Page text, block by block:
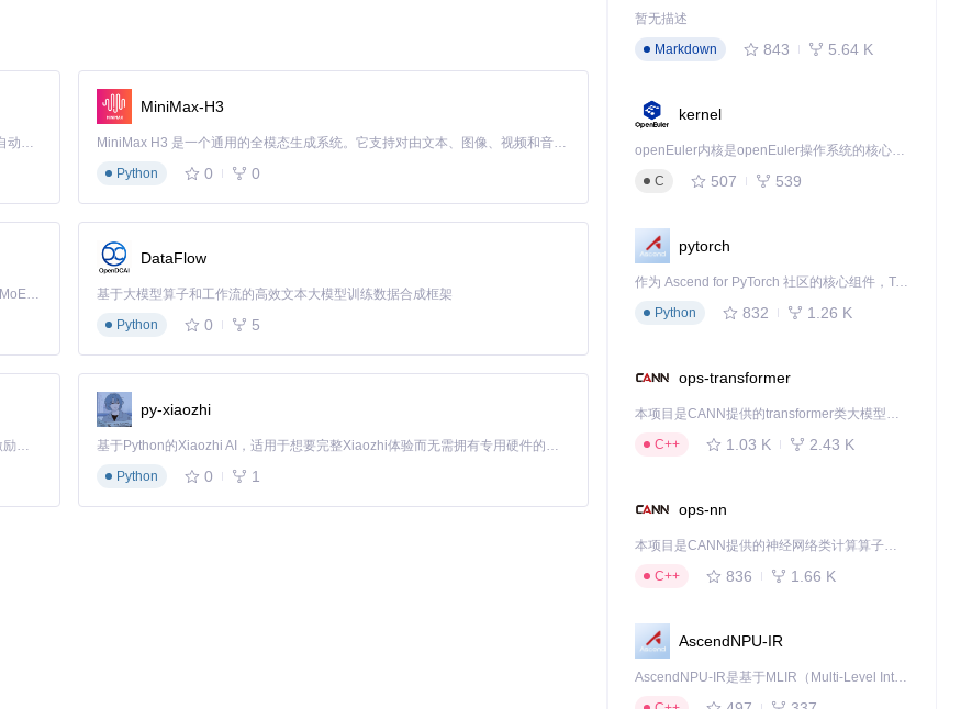
一的代理核心，实现了对Windows、macOS、Linux桌面环境，以及iOS、Android
，能够自动识别局域网内的移动设备并建立安全调试连接。
具中启用"多设备同步"模式，即可在一个界面中对比查看来自不同设备的请求差
证书，并自动处理系统信任和应用证书固定绕过。与传统工具相比，其创新的"证书
用的证书验证逻辑，提供针对性的绕过方案，让你能够查看加密的交易数据而无需修
Claude Code 的开源替代方案。连接任意大模型，编辑代码，运行命令，自动验证 — 全自动执行。用 Rust 构建，极致性能。 ｜ An open-source alternative to Claude Code. Connect any LLM, edit code, run commands, and verify changes — autonomously. Built in Rust for speed. Get Started
MiniMax-H3
MiniMax H3 是一个通用的全模态生成系统。它支持对由文本、图像、视频和音频组成的多模态上下文进行统一理解，并能生成分辨率高达 2K、时长可达 15 秒的带原生立体声音频的视频。得益于面向任务泛化的系统设计，H3 在预训练阶段就已具备广泛的多模态上下文理解与生成能力，能够出色地执行复杂的多模态指令。
Python
0 0
Kimi K3 是Kimi能力最强的模型：这是一个拥有 2.8 万亿参数的混合专家（MoE）模型，具备原生视觉理解能力，并支持 100 万 token 的上下文窗口。
DataFlow
基于大模型算子和工作流的高效文本大模型训练数据合成框架
Python
0 5
「源启盛夏」暑期校园开发者成长计划旨在激活校园开源力量，通过积分激励、认证扶持、资源倾斜等形式，引导高校组织和开发者完成「入驻 — 建项目 — 做贡献 — 获认证 — 得资源」的完整闭环。无论你是想带领社团入驻平台的组织者，还是希望用代码贡献证明自己的开发者，都能在这里找到属于你的成长路径。
py-xiaozhi
基于Python的Xiaozhi AI，适用于想要完整Xiaozhi体验而无需拥有专用硬件的用户。
Python
0 1
暂无描述
Markdown
843 5.64 K
kernel
openEuler内核是openEuler操作系统的核心，既是系统性能与稳定性的基石，也是连接处理器、设备与服务的桥梁。
C
507 539
pytorch
作为 Ascend for PyTorch 社区的核心组件，TorchNPU 是昇腾专为 PyTorch 打造的深度学习适配插件，使 PyTorch 框架能够直接调用昇腾 NPU，为开发者提供昇腾 AI 处理器的超强算力。
Python
832 1.26 K
ops-transformer
本项目是CANN提供的transformer类大模型算子库，实现网络在NPU上加速计算。
C++
1.03 K 2.43 K
ops-nn
本项目是CANN提供的神经网络类计算算子库，实现网络在NPU上加速计算。
C++
836 1.66 K
AscendNPU-IR
AscendNPU-IR是基于MLIR（Multi-Level Intermediate Representation）构建的，面向昇腾亲和算子编译时使用的中间表示，提供昇腾完备表达能力，通过编译优化提升昇腾AI处理器计算效率，支持通过生态框架使能昇腾AI处理器与深度调优